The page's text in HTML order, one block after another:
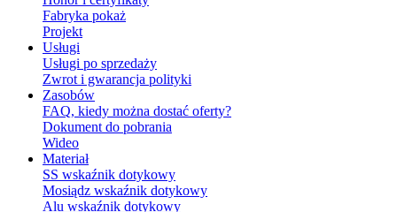
Fabryka pokaż
Projekt
Usługi
Usługi po sprzedaży
Zwrot i gwarancja polityki
Zasobów
FAQ, kiedy można dostać oferty?
Dokument do pobrania
Wideo
Materiał
SS wskaźnik dotykowy
Mosiądz wskaźnik dotykowy
Alu wskaźnik dotykowy